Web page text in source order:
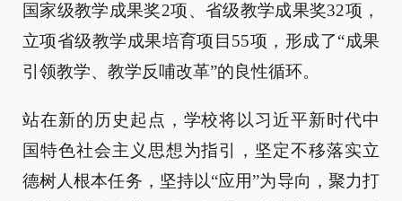
国家级教学成果奖2项、省级教学成果奖32项，
立项省级教学成果培育项目55项，形成了“成果
引领教学、教学反哺改革”的良性循环。
站在新的历史起点，学校将以习近平新时代中
国特色社会主义思想为指引，坚定不移落实立
德树人根本任务，坚持以“应用”为导向，聚力打